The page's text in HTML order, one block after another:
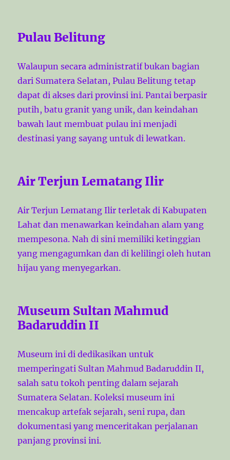
Pulau Belitung
Walaupun secara administratif bukan bagian
dari Sumatera Selatan, Pulau Belitung tetap
dapat di akses dari provinsi ini. Pantai berpasir
putih, batu granit yang unik, dan keindahan
bawah laut membuat pulau ini menjadi
destinasi yang sayang untuk di lewatkan.
Air Terjun Lematang Ilir
Air Terjun Lematang Ilir terletak di Kabupaten
Lahat dan menawarkan keindahan alam yang
mempesona. Nah di sini memiliki ketinggian
yang mengagumkan dan di kelilingi oleh hutan
hijau yang menyegarkan.
Museum Sultan Mahmud
Badaruddin II
Museum ini di dedikasikan untuk
memperingati Sultan Mahmud Badaruddin II,
salah satu tokoh penting dalam sejarah
Sumatera Selatan. Koleksi museum ini
mencakup artefak sejarah, seni rupa, dan
dokumentasi yang menceritakan perjalanan
panjang provinsi ini.